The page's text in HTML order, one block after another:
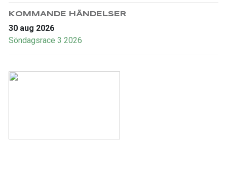
KOMMANDE HÄNDELSER
30 aug 2026
Söndagsrace 3 2026